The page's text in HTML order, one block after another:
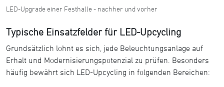
LED-Upgrade einer Festhalle - nachher und vorher
Typische Einsatzfelder für LED-Upcycling
Grundsätzlich lohnt es sich, jede Beleuchtungsanlage auf
Erhalt und Modernisierungspotenzial zu prüfen. Besonders
häufig bewährt sich LED-Upcycling in folgenden Bereichen: